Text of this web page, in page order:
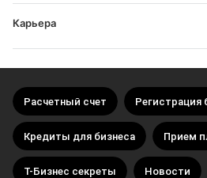
Карьера
Расчетный счет Регистрация
Кредиты для бизнеса Прием
Т-Бизнес секреты Новости